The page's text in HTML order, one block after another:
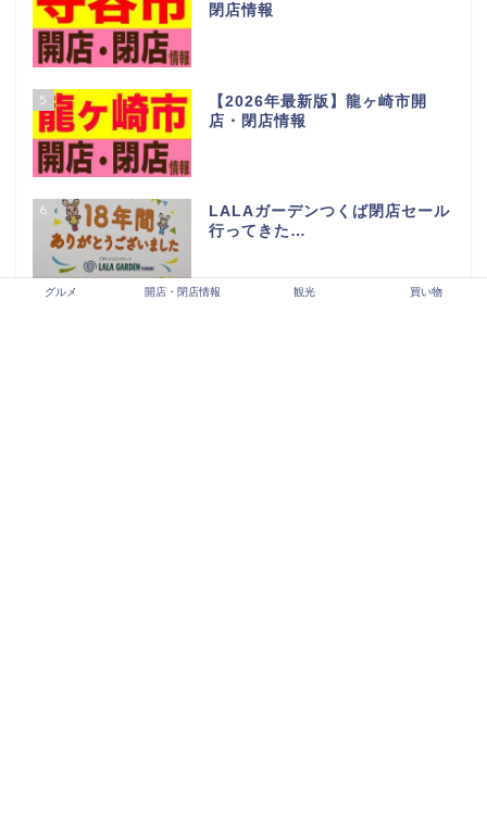
閉店情報
5
【2026年最新版】龍ヶ崎市開
店・閉店情報
6
LALAガーデンつくば閉店セール
行ってきた…
グルメ 開店・閉店情報 観光 買い物